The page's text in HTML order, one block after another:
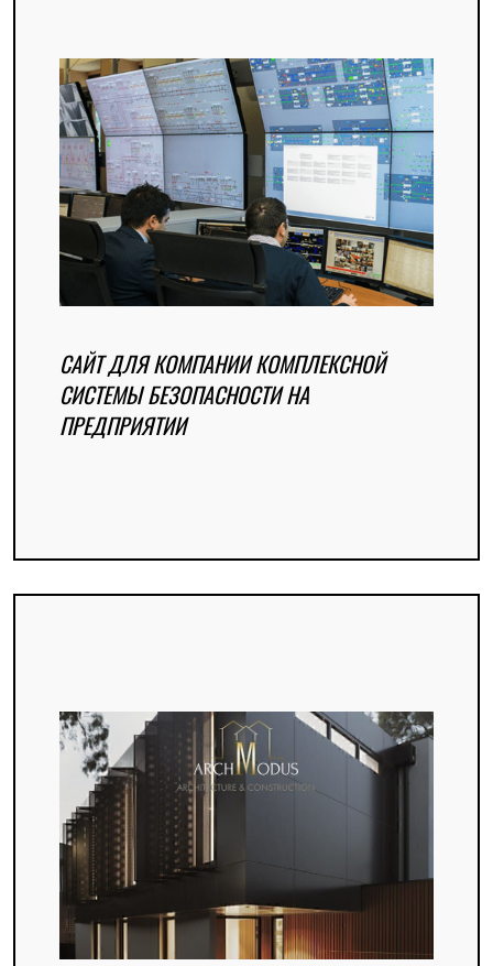
САЙТ ДЛЯ КОМПАНИИ КОМПЛЕКСНОЙ
СИСТЕМЫ БЕЗОПАСНОСТИ НА
ПРЕДПРИЯТИИ